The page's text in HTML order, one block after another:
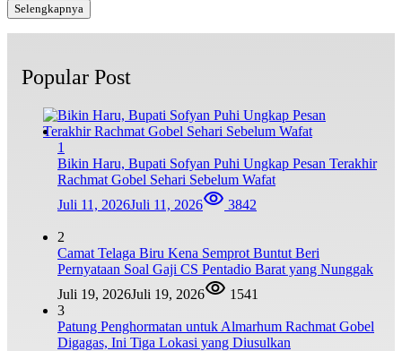
Selengkapnya
Popular Post
1
Bikin Haru, Bupati Sofyan Puhi Ungkap Pesan Terakhir
Rachmat Gobel Sehari Sebelum Wafat
Juli 11, 2026Juli 11, 2026 3842
2
Camat Telaga Biru Kena Semprot Buntut Beri
Pernyataan Soal Gaji CS Pentadio Barat yang Nunggak
Juli 19, 2026Juli 19, 2026
1541
3
Patung Penghormatan untuk Almarhum Rachmat Gobel
Digagas, Ini Tiga Lokasi yang Diusulkan